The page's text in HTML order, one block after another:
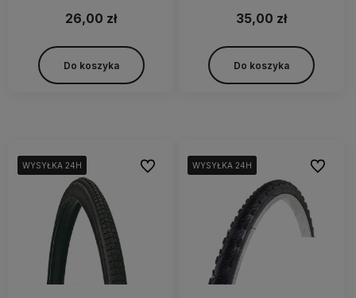
26,00 zł
Do koszyka
35,00 zł
Do koszyka
WYSYŁKA 24H
WYSYŁKA 24H
WYSYŁKA 24H
WYSYŁKA 24H Do ulubionychWYSYŁKA 24H
WYSYŁKA 24H
WYSYŁKA 24H
WYSYŁKA 24H Do